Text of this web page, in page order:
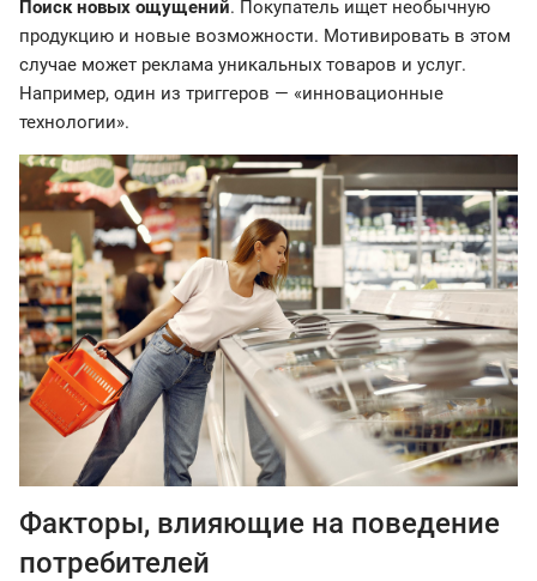
Поиск новых ощущений. Покупатель ищет необычную
продукцию и новые возможности. Мотивировать в этом
случае может реклама уникальных товаров и услуг.
Например, один из триггеров — «инновационные
технологии».
Факторы, влияющие на поведение
потребителей